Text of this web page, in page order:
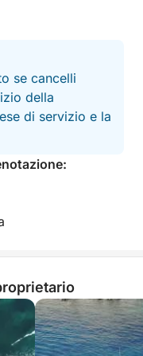
di Cipro,
per chi desidera
un'intera
rilassante e
di Paphos.
se cancelli
della
di servizio e la